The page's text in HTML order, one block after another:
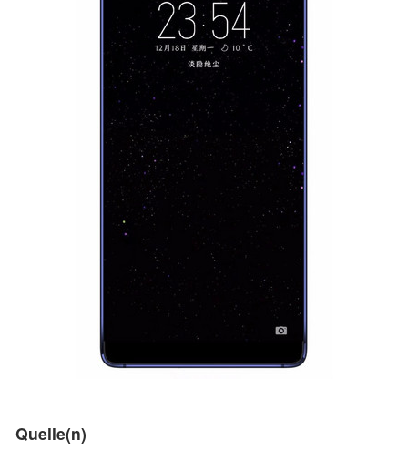
Quelle(n)